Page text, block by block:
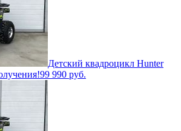
Детский квадроцикл Hunter
99 990 руб.